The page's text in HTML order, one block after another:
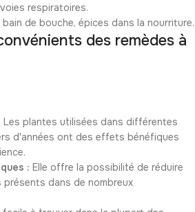
respiratoires.
bain de bouche, épices dans la nourriture.
des remèdes à
Les plantes utilisées dans différentes
d'années ont des effets bénéfiques
: Elle offre la possibilité de réduire
dans de nombreux